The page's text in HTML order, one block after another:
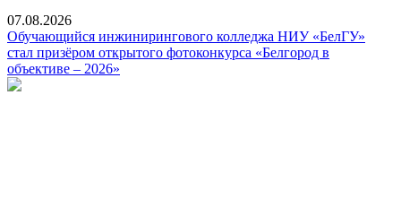
07.08.2026
Обучающийся инжинирингового колледжа НИУ «БелГУ»
стал призёром открытого фотоконкурса «Белгород в
объективе – 2026»